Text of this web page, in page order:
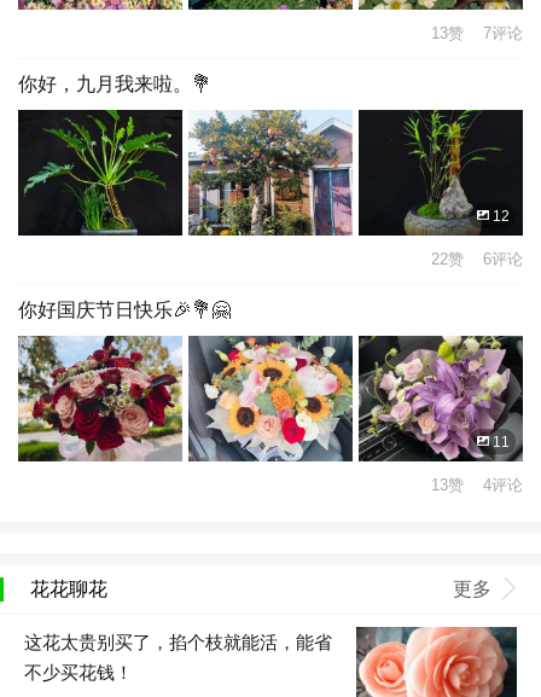
13赞 7评论
你好，九月我来啦。💐
12
22赞 6评论
你好国庆节日快乐🎉💐🤗
11
13赞 4评论
花花聊花 更多
这花太贵别买了，掐个枝就能活，能省
不少买花钱！